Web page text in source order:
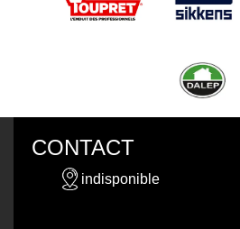
CONTACT
indisponible